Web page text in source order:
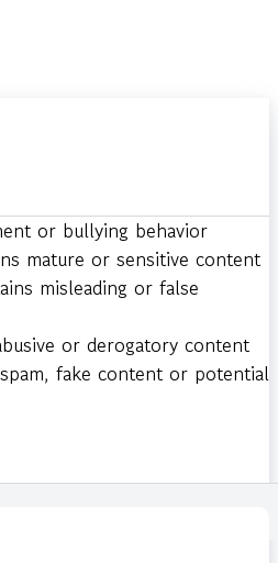
or bullying behavior
mature or sensitive content
misleading or false
or derogatory content
fake content or potential